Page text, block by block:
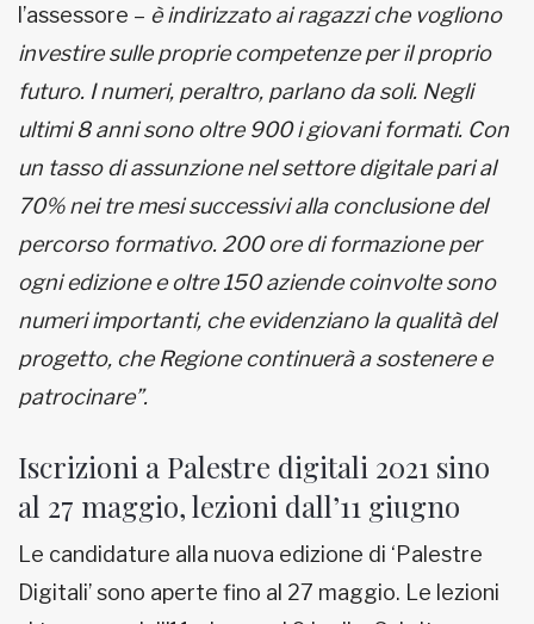
l’assessore – è indirizzato ai ragazzi che vogliono
investire sulle proprie competenze per il proprio
futuro. I numeri, peraltro, parlano da soli. Negli
ultimi 8 anni sono oltre 900 i giovani formati. Con
un tasso di assunzione nel settore digitale pari al
70% nei tre mesi successivi alla conclusione del
percorso formativo. 200 ore di formazione per
ogni edizione e oltre 150 aziende coinvolte sono
numeri importanti, che evidenziano la qualità del
progetto, che Regione continuerà a sostenere e
patrocinare”.
Iscrizioni a Palestre digitali 2021 sino
al 27 maggio, lezioni dall’11 giugno
Le candidature alla nuova edizione di ‘Palestre
Digitali’ sono aperte fino al 27 maggio. Le lezioni